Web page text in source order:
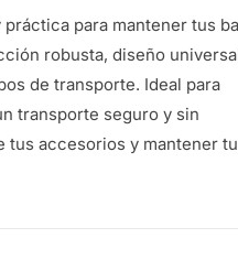
para mantener tus
robusta, diseño
de transporte. Ideal para
transporte seguro y sin
tus accesorios y mantener tu